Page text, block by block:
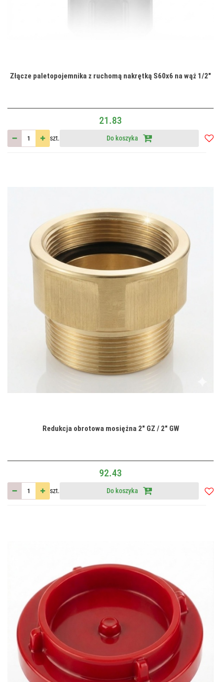
Złącze paletopojemnika z ruchomą nakrętką S60x6 na wąż 1/2"
21.83
szt. Do koszyka
Redukcja obrotowa mosiężna 2" GZ / 2" GW
92.43
szt. Do koszyka